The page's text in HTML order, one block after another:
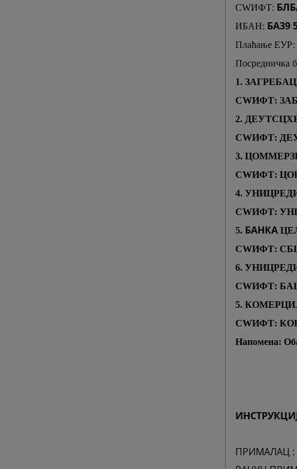
СWИФТ:
ИБАН: БА39
Плаћање ЕУР:
Посредничка
1.
СWИФТ:
2.
СWИФТ:
3.
СWИФТ:
4.
СWИФТ:
5. БАНКА
СWИФТ:
6.
СWИФТ:
5.
СWИФТ:
Напомена:
ПРИМАЛАЦ :